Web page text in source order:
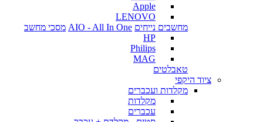
Apple
LENOVO
מחשבים נייחים AIO - All In One מסכי מחשב
HP
Philips
MAG
טאבלטים
ציוד היקפי
מקלדות ועכברים
מקלדות
עכברים